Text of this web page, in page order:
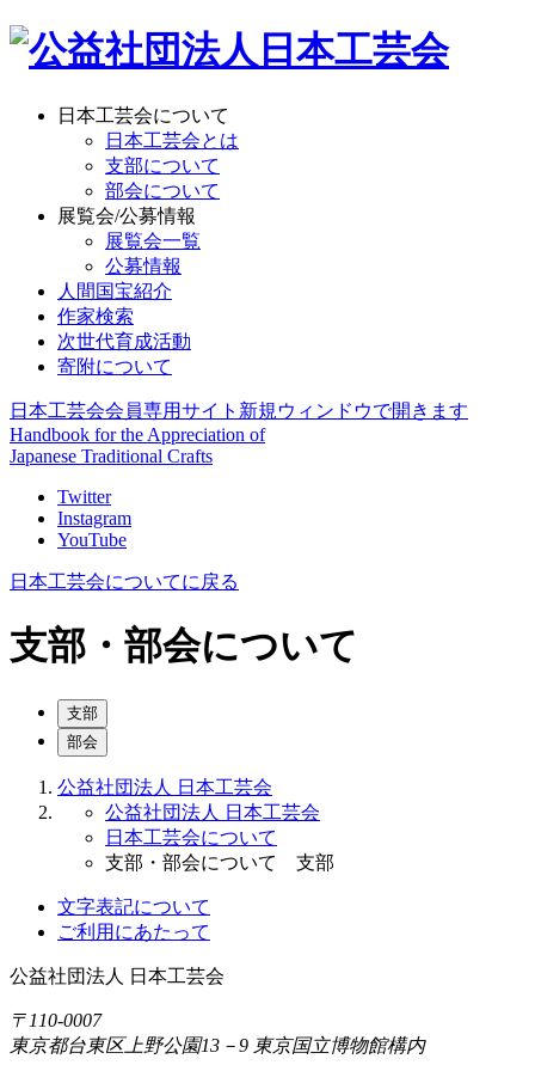
日本工芸会について
日本工芸会とは
支部について
部会について
展覧会/公募情報
展覧会一覧
公募情報
人間国宝紹介
作家検索
次世代育成活動
寄附について
日本工芸会会員専用サイト 新規ウィンドウで開きます
Handbook for the Appreciation of
Japanese Traditional Crafts
Twitter
Instagram
YouTube
日本工芸会についてに戻る
支部・部会について
支部
部会
公益社団法人 日本工芸会
公益社団法人 日本工芸会
日本工芸会について
支部・部会について 支部
文字表記について
ご利用にあたって
公益社団法人 日本工芸会
〒110-0007
東京都台東区上野公園13－9 東京国立博物館構内